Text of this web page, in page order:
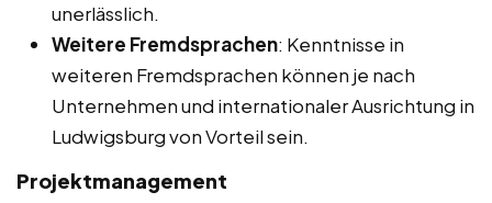
unerlässlich.
Weitere Fremdsprachen: Kenntnisse in
weiteren Fremdsprachen können je nach
Unternehmen und internationaler Ausrichtung in
Ludwigsburg von Vorteil sein.
Projektmanagement